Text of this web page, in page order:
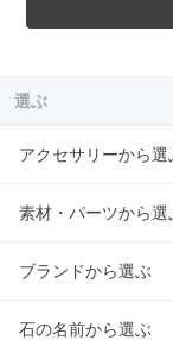
選ぶ
アクセサリーから選
素材・パーツから選
ブランドから選ぶ
石の名前から選ぶ